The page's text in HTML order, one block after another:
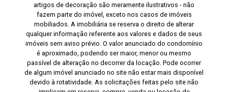
artigos de decoração são meramente ilustrativos - não
fazem parte do imóvel, exceto nos casos de imóveis
mobiliados. A imobiliária se reserva o direito de alterar
qualquer informação referente aos valores e dados de seus
imóveis sem aviso prévio. O valor anunciado do condomínio
é aproximado, podendo ser maior, menor ou mesmo
passível de alteração no decorrer da locação. Pode ocorrer
de algum imóvel anunciado no site não estar mais disponível
devido à rotatividade. As solicitações feitas pelo site não